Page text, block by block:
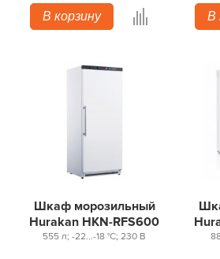
В корзину
В
Шкаф морозильный
Hurakan HKN-RFS600
555 л; -22...-18 °С; 230 В